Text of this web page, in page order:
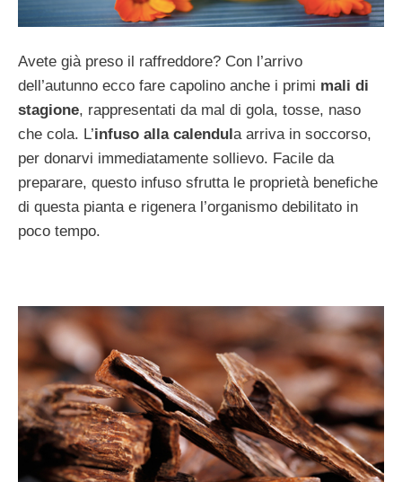
Avete già preso il raffreddore? Con l’arrivo
dell’autunno ecco fare capolino anche i primi mali di
stagione, rappresentati da mal di gola, tosse, naso
che cola. L’infuso alla calendula arriva in soccorso,
per donarvi immediatamente sollievo. Facile da
preparare, questo infuso sfrutta le proprietà benefiche
di questa pianta e rigenera l’organismo debilitato in
poco tempo.